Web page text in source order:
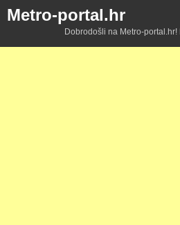
Metro-portal.hr
Dobrodošli na Metro-portal.hr!